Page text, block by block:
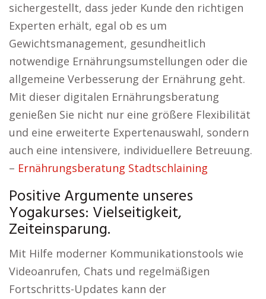
sichergestellt, dass jeder Kunde den richtigen
Experten erhält, egal ob es um
Gewichtsmanagement, gesundheitlich
notwendige Ernährungsumstellungen oder die
allgemeine Verbesserung der Ernährung geht.
Mit dieser digitalen Ernährungsberatung
genießen Sie nicht nur eine größere Flexibilität
und eine erweiterte Expertenauswahl, sondern
auch eine intensivere, individuellere Betreuung.
– Ernährungsberatung Stadtschlaining
Positive Argumente unseres
Yogakurses: Vielseitigkeit,
Zeiteinsparung.
Mit Hilfe moderner Kommunikationstools wie
Videoanrufen, Chats und regelmäßigen
Fortschritts-Updates kann der